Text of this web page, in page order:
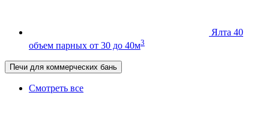
Ялта 40
объем парных от 30 до 40м3
Печи для коммерческих бань
Смотреть все